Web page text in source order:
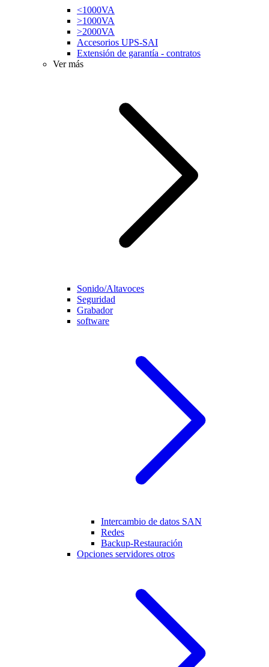
<1000VA
>1000VA
>2000VA
Accesorios UPS-SAI
Extensión de garantía - contratos
Ver más
Sonido/Altavoces
Seguridad
Grabador
software
Intercambio de datos SAN
Redes
Backup-Restauración
Opciones servidores otros